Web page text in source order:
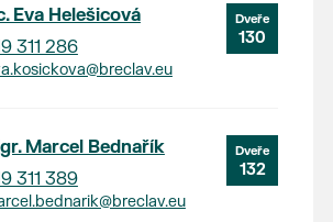
130
Eva Helešicová
311 286
132
Marcel Bednařík
311 389